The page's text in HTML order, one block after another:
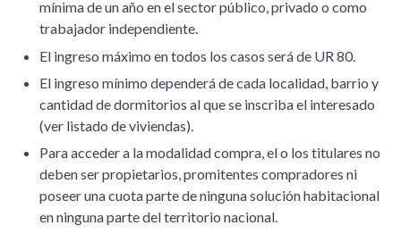
mínima de un año en el sector público, privado o como
trabajador independiente.
El ingreso máximo en todos los casos será de UR 80.
El ingreso mínimo dependerá de cada localidad, barrio y
cantidad de dormitorios al que se inscriba el interesado
(ver listado de viviendas).
Para acceder a la modalidad compra, el o los titulares no
deben ser propietarios, promitentes compradores ni
poseer una cuota parte de ninguna solución habitacional
en ninguna parte del territorio nacional.